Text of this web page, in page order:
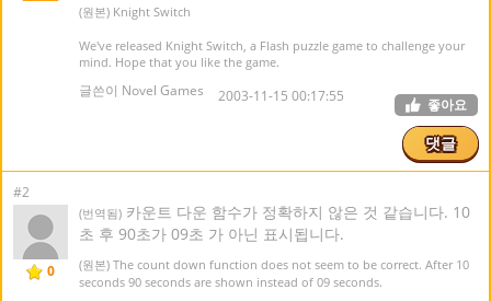
(원본) Knight Switch
We've released Knight Switch, a Flash puzzle game to challenge your
mind. Hope that you like the game.
글쓴이 Novel Games 2003-11-15 00:17:55 좋아요
댓글
#2
0
(번역됨) 카운트 다운 함수가 정확하지 않은 것 같습니다. 10
초 후 90초가 09초 가 아닌 표시됩니다.
(원본) The count down function does not seem to be correct. After 10
seconds 90 seconds are shown instead of 09 seconds.